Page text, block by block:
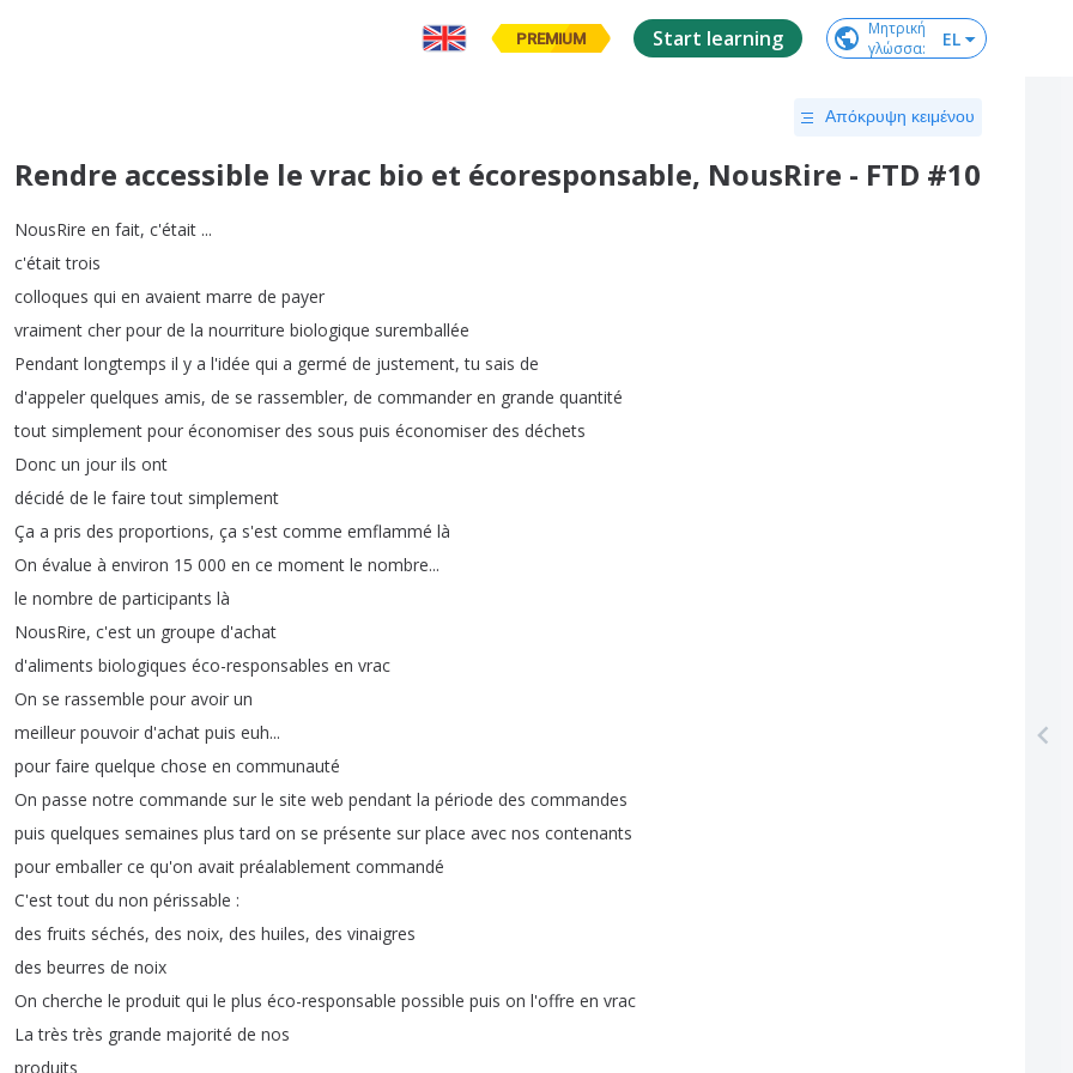
PREMIUM Start learning
Μητρική
γλώσσα: EL
Απόκρυψη κειμένου
Rendre accessible le vrac bio et écoresponsable, NousRire - FTD #10
NousRire en fait, c'était ...
c'était trois
colloques qui en avaient marre de payer
vraiment cher pour de la nourriture biologique suremballée
Pendant longtemps il y a l'idée qui a germé de justement,tu sais de
d'appeler quelques amis, de se rassembler, de commander en grande quantité
tout simplement pour économiser des sous puis économiser des déchets
Donc un jour ils ont
décidé de le faire tout simplement
Ça a pris des proportions, ça s'est comme emflammé là
On évalue à environ 15 000 en ce moment le nombre...
le nombre de participants là
NousRire, c'est un groupe d'achat
d'aliments biologiques éco-responsables en vrac
On se rassemble pour avoir un
meilleur pouvoir d'achat puis euh...
pour faire quelque chose en communauté
On passe notre commande sur le site web pendant la période des commandes
puis quelques semaines plus tard on se présente sur place avec nos contenants
pour emballer ce qu'on avait préalablement commandé
C'est tout du non périssable :
des fruits séchés, des noix, des huiles, des vinaigres
des beurres de noix
On cherche le produit qui le plus éco-responsable possible puis on l'offre en vrac
La très très grande majorité de nos
produits